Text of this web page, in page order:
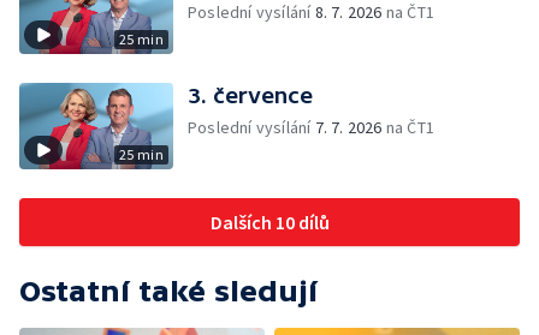
25 min
Poslední vysílání8. 7. 2026 na ČT1
25 min
3. července
Poslední vysílání 7. 7. 2026 na ČT1
Dalších 10 dílů
Ostatní také sledují